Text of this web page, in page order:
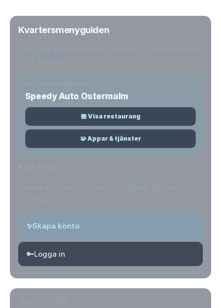
Kvartersmenyguiden
Speedy Auto Ostermalm
🏪 Visa restaurang
🧩 Appar & tjänster
✨Skapa konto
🔑Logga in